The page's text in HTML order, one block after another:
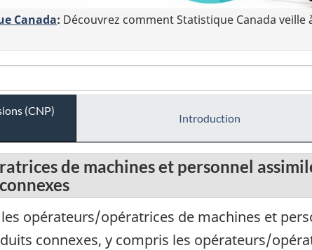
Canada: Découvrez comment Statistique Canada
(CNP)
Introduction
de machines et personnel
opérateurs/opératrices de machines et
connexes, y compris les opérateurs/